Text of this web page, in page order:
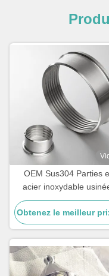
OEM Sus304 Parties
acier inoxydable
Ferrule
Obtenez le meilleur